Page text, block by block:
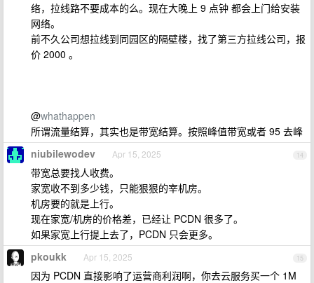
络，拉线路不要成本的么。现在大晚上 9 点钟 都会上门给安装
网络。
前不久公司想拉线到同园区的隔壁楼，找了第三方拉线公司，报
价 2000 。
@whathappen
所谓流量结算，其实也是带宽结算。按照峰值带宽或者 95 去峰
14
niubilewodev Apr 15, 2025
带宽总要找人收费。
家宽收不到多少钱，只能狠狠的宰机房。
机房要的就是上行。
现在家宽/机房的价格差，已经让 PCDN 很多了。
如果家宽上行提上去了，PCDN 只会更多。
15
pkoukk Apr 15, 2025
因为 PCDN 直接影响了运营商利润啊，你去云服务买一个 1M